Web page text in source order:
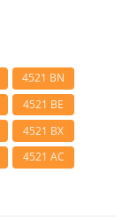
4521 BN
4521 BE
4521 BX
4521 AC